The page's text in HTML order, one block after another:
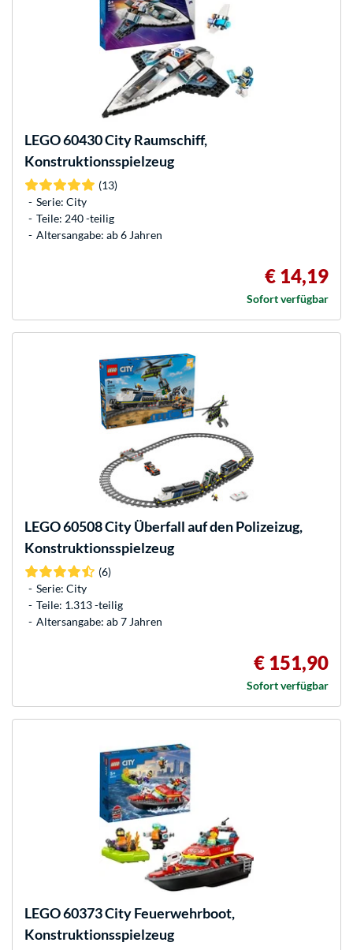
LEGO60430 City Raumschiff,
Konstruktionsspielzeug
(13)
Serie: City
Teile: 240 -teilig
Altersangabe: ab 6 Jahren
€ 14,19
Sofort verfügbar
LEGO60508 City Überfall auf den Polizeizug,
Konstruktionsspielzeug
(6)
Serie: City
Teile: 1.313 -teilig
Altersangabe: ab 7 Jahren
€ 151,90
Sofort verfügbar
LEGO60373 City Feuerwehrboot,
Konstruktionsspielzeug